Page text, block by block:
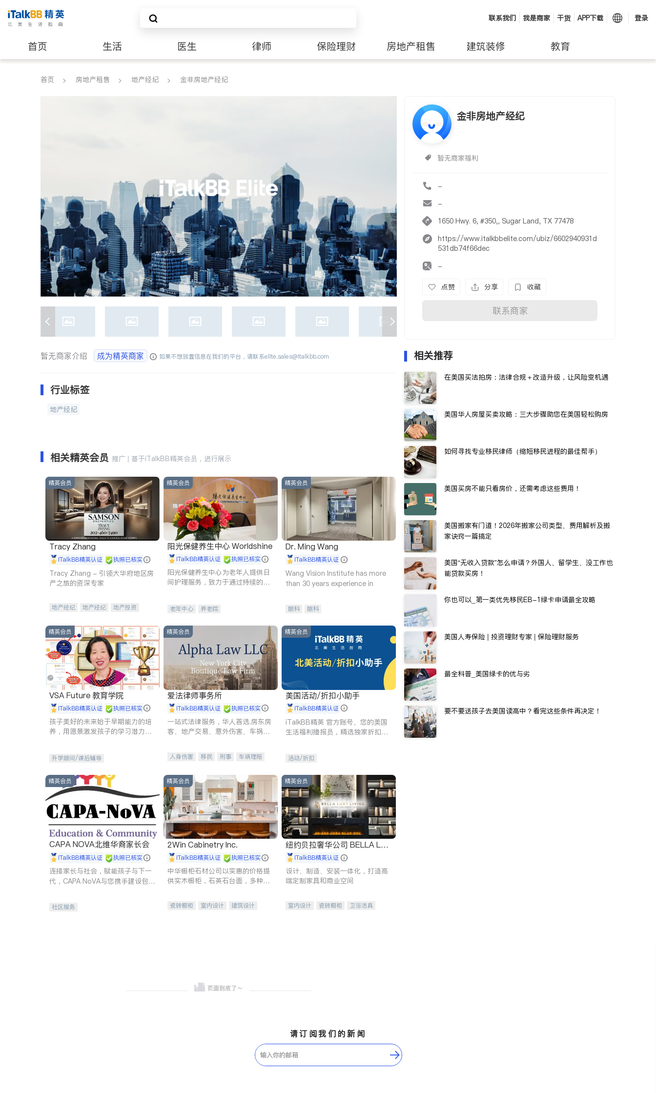
联系我们 我是商家 干货 APP下载 登录
首页 生活 医生 律师 保险理财 房地产租售 建筑装修 教育
养老 非盈利组织
首页 房地产租售 地产经纪 金非房地产经纪
金非房地产经纪
暂无商家福利
-
-
1650 Hwy. 6, #350,, Sugar Land, TX 77478
https://www.italkbbelite.com/ubiz/6602940931d
531db74f66dec
-
点赞 分享 收藏
联系商家
暂无商家介绍 成为精英商家 如果不想放置信息在我们的平台，请联系elite.sales@italkbb.com
行业标签
地产经纪
相关精英会员 推广 | 基于iTalkBB精英会员，进行展示
精英会员
Tracy Zhang
iTalkBB精英认证 执照已核实
Tracy Zhang - 引领大华府地区房
产之旅的资深专家
地产经纪 地产经纪
地产投资
精英会员
阳光保健养生中心 Worldshine
iTalkBB精英认证 执照已核实
阳光保健养生中心为老年人提供日
间护理服务，致力于通过持续的护
老年中心 养老院
精英会员
Dr. Ming Wang
iTalkBB精英认证
Wang Vision Institute has more
than 30 years experience in
眼科 眼科
精英会员
VSA Future 教育学院
iTalkBB精英认证 执照已核实
孩子美好的未来始于早期能力的培
养，用愿景激发孩子的学习潜力和
升学顾问/课后辅导
精英会员
爱法律师事务所
iTalkBB精英认证 执照已核实
一站式法律服务，华人首选.房东房
客、地产交易、意外伤害、车祸重
人身伤害 移民 刑事
车祸理赔
商标注册
索赔 律师-其它 保释
精英会员
美国活动/折扣小助手
iTalkBB精英认证
iTalkBB精英 官方账号。您的美国
生活福利播报员，精选独家折扣、
活动/折扣
精英会员
CAPA NOVA北维华裔家长会
iTalkBB精英认证 执照已核实
连接家长与社会，赋能孩子与下一
代，CAPA NoVA与您携手建设包
社区服务
精英会员
2Win Cabinetry Inc.
iTalkBB精英认证 执照已核实
中华橱柜石材公司以实惠的价格提
供实木橱柜，石英石台面，多种优
机。品质厨房，家的选择。
瓷砖橱柜 室内设计
建筑设计
精英会员
纽约贝拉奢华公司 BELLA LUX
E iTalkBB精英认证
设计、制造、安装一体化，打造高
端定制家具和商业空间
室内设计 瓷砖橱柜
卫浴洁具
相关推荐
在美国买法拍房：法律合规＋改造升级，让风险变机遇
美国华人房屋买卖攻略：三大步骤助您在美国轻松购房
如何寻找专业移民律师（缩短移民进程的最佳帮手）
美国买房不能只看房价，还需考虑这些费用！
美国搬家有门道！2026年搬家公司类型、费用解析及搬
家诀窍一篇搞定
美国“无收入贷款”怎么申请？外国人、留学生、没工作也
能贷款买房！
你也可以_第一类优先移民EB-1绿卡申请最全攻略
美国人寿保险 | 投资理财专家 | 保险理财服务
最全科普_美国绿卡的优与劣
要不要送孩子去美国读高中？看完这些条件再决定！
请订阅我们的新闻